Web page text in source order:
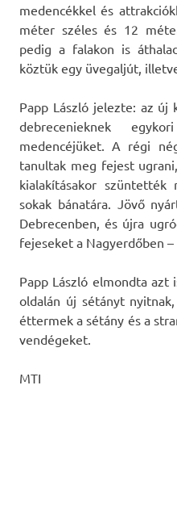
medencékkel és
méter széles és 12
pedig a falakon is
köztük egy üvegaljút,
Papp László jelezte: az új
debrecenieknek
medencéjüket. A régi
tanultak meg fejest
kialakításakor
sokak bánatára. Jövő
Debrecenben, és újra
fejeseket a Nagyerdőben
Papp László elmondta
oldalán új sétányt
éttermek a sétány és a
vendégeket.
MTI